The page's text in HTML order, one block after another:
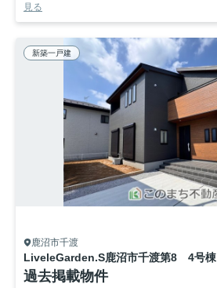
見る
新築一戸建
鹿沼市千渡
LiveleGarden.S鹿沼市千渡第8 4号棟
過去掲載物件